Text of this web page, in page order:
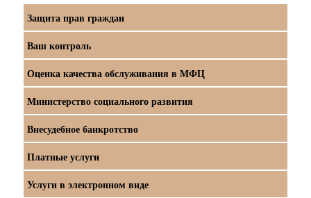
Защита прав граждан
Ваш контроль
Оценка качества обслуживания в МФЦ
Министерство социального развития
Внесудебное банкротство
Платные услуги
Услуги в электронном виде